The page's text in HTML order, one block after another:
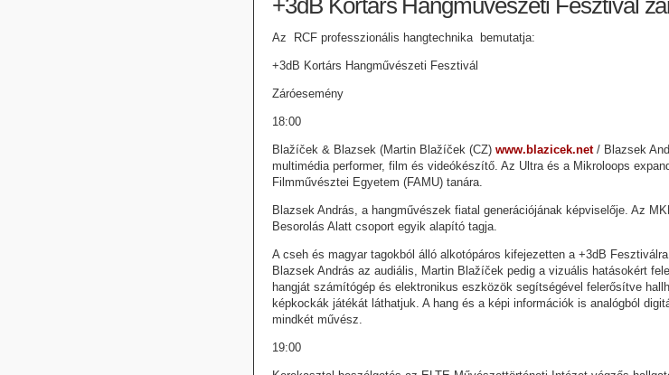
+3dB Kortárs Hangművészeti Fesztivál
Az RCF professzionális hangtechnika bemutatja:
+3dB Kortárs Hangművészeti Fesztivál
Záróesemény
18:00
Blažíček & Blazsek (Martin Blažíček (CZ) www.blazicek.net/ Blazsek
multimédia performer, film és videókészítő. Az Ultra és a Mikroloops
Filmművésztei Egyetem (FAMU) tanára.
Blazsek András, a hangművészek fiatal generációjának képviselője. Az
Besorolás Alatt csoport egyik alapító tagja.
A cseh és magyar tagokból álló alkotópáros kifejezetten a +3dB
Blazsek András az audiális, Martin Blažíček pedig a vizuális hatásokért
hangját számítógép és elektronikus eszközök segítségével felerősítve
képkockák játékát láthatjuk. A hang és a képi információk is analógból
mindkét művész.
19:00